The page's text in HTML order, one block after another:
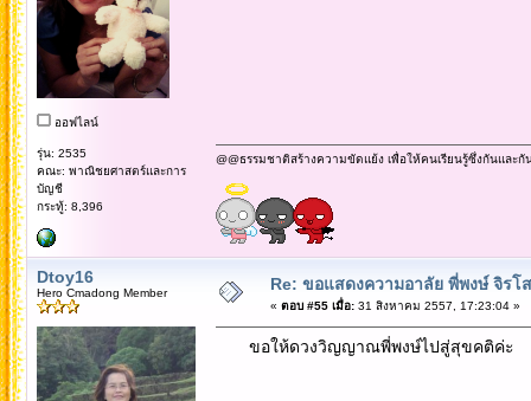
ออฟไลน์
รุ่น: 2535
คณะ: พาณิชยศาสตร์และการ
บัญชี
กระทู้: 8,396
@@ธรรมชาติสร้างความขัดแย้ง เพื่อให้คนเรียนรู้ซึ่งกันและกั
Dtoy16
Hero Cmadong Member Re: ขอแสดงความอาลัย พี่พงษ์ จิร
« ตอบ #55 เมื่อ:31 สิงหาคม 2557, 17:23:04 »
ขอให้ดวงวิญญาณพี่พงษ์ไปสู่สุขคติค่ะ